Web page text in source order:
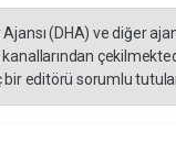
(DHA) ve diğer
editörü sorumlu